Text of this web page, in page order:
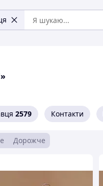
2579 Контакти
Дорожче